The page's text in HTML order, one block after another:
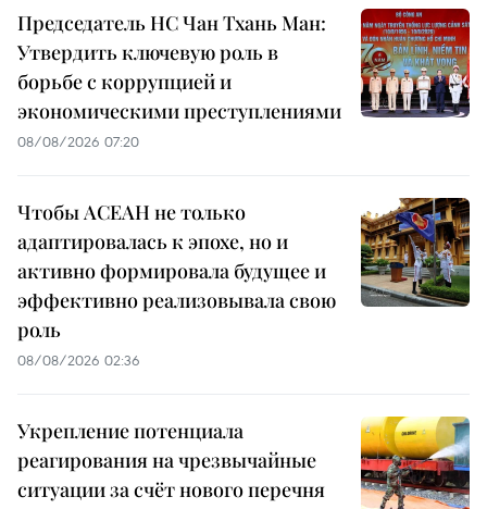
Председатель НС Чан Тхань Ман:
Утвердить ключевую роль в
борьбе с коррупцией и
экономическими преступлениями
08/08/2026 07:20
Чтобы АСЕАН не только
адаптировалась к эпохе, но и
активно формировала будущее и
эффективно реализовывала свою
роль
08/08/2026 02:36
Укрепление потенциала
реагирования на чрезвычайные
ситуации за счёт нового перечня